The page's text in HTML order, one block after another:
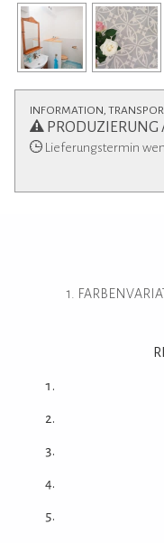
INFORMATION,
PRODUZIERUNG
Lieferungstermin